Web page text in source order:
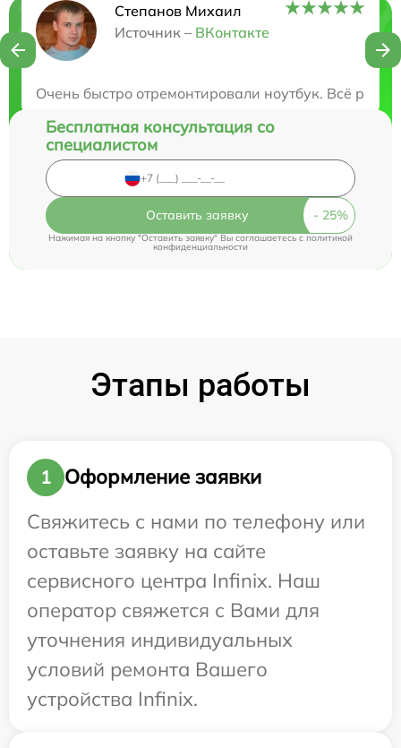
Степанов Михаил
Источник – ВКонтакте
Очень быстро отремонтировали ноутбук. Всё
Нужна консультация?
Бесплатная консультация со
специалистом
Оставить заявку
Нажимая на кнопку "Оставить заявку" Вы соглашаетесь cполитикой
конфиденциальности
Этапы работы
1
Оформление заявки
Свяжитесь с нами по телефону или
оставьте заявку на сайте
сервисного центра Infinix. Наш
оператор свяжется с Вами для
уточнения индивидуальных
условий ремонта Вашего
устройства Infinix.